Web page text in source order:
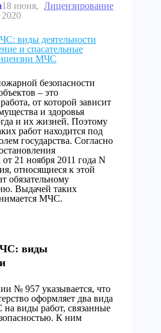
18 июня,
2020
Лицензирование
виды деятельности
и спасательные
МЧС
безопасности
– это
от которой зависит
и здоровья
и их жизней. Поэтому
работ находится под
государства. Согласно
21 ноября 2011 года N
относящиеся к этой
обязательному
Выдачей таких
МЧС.
виды
№ 957 указывается, что
оформляет два вида
виды работ, связанные
К ним